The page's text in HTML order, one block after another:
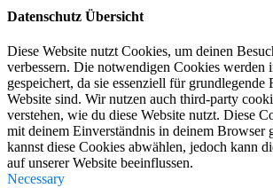
Datenschutz Übersicht
Diese Website nutzt Cookies, um deinen
verbessern. Die notwendigen Cookies werden
gespeichert, da sie essenziell für grundlegende
Website sind. Wir nutzen auch third-party
verstehen, wie du diese Website nutzt. Diese
mit deinem Einverständnis in deinem Browser
kannst diese Cookies abwählen, jedoch kann
auf unserer Website beeinflussen.
Necessary